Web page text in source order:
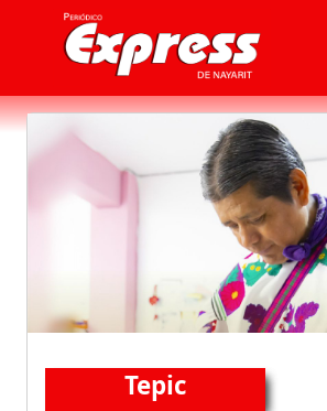
Tepic